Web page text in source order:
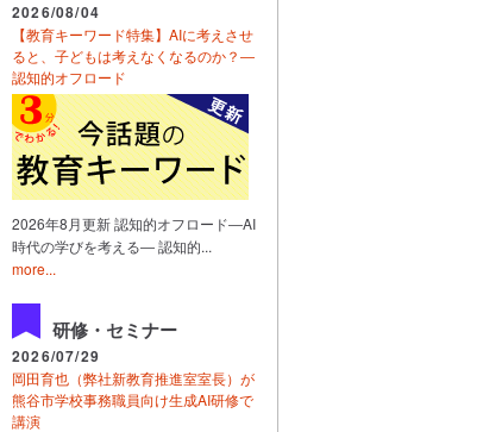
2026/08/04
【教育キーワード特集】AIに考えさせ
ると、子どもは考えなくなるのか？―
認知的オフロード
2026年8月更新 認知的オフロード―AI
時代の学びを考える― 認知的...
more...
研修・セミナー
2026/07/29
岡田育也（弊社新教育推進室室長）が
熊谷市学校事務職員向け生成AI研修で
講演